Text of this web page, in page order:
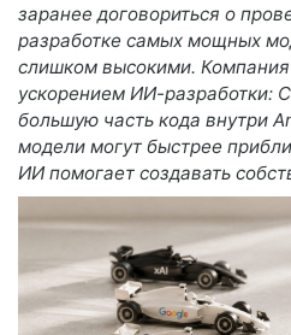
заранее договориться о
разработке самых мощных
слишком высокими. Компания
ускорением ИИ-разработки:
большую часть кода внутри
модели могут быстрее
ИИ помогает создавать